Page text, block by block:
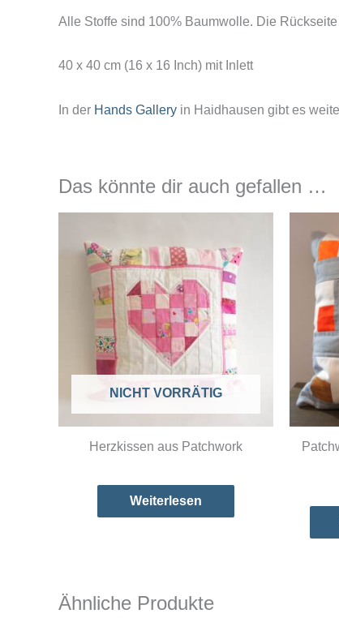
Alle Stoffe sind 100% Baumwolle. Die
40 x 40 cm (16 x 16 Inch) mit Inlett
In der Hands Gallery in Haidhausen gibt es
Das könnte dir auch gefallen …
NICHT VORRÄTIG
Herzkissen aus Patchwork
Weiterlesen
Ähnliche Produkte